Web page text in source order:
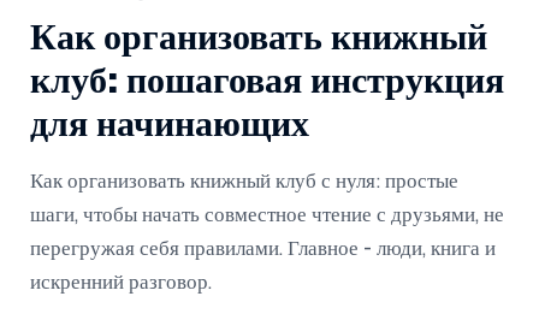
Как организовать книжный
клуб: пошаговая инструкция
для начинающих
Как организовать книжный клуб с нуля: простые
шаги, чтобы начать совместное чтение с друзьями, не
перегружая себя правилами. Главное - люди, книга и
искренний разговор.